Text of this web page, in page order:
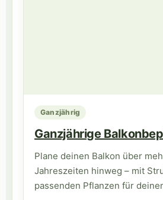
Ganzjährig
Ganzjährige
Plane deinen Balkon über
Jahreszeiten hinweg – mit
passenden Pflanzen für